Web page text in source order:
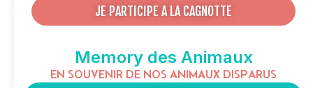
JE PARTICIPE A LA CAGNOTTE
Memory des Animaux
EN SOUVENIR DE NOS ANIMAUX DISPARUS